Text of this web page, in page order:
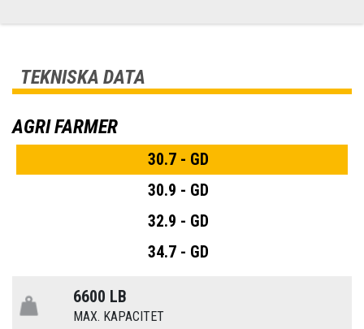
TEKNISKA DATA
AGRI FARMER
30.7 - GD
30.9 - GD
32.9 - GD
34.7 - GD
6600 LB
MAX. KAPACITET